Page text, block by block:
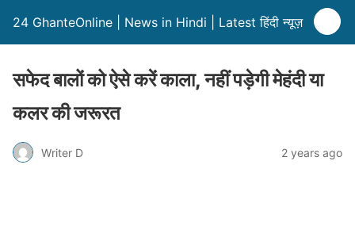
24 GhanteOnline | News in Hindi | Latest हिंदी न्यूज़
सफेद बालों को ऐसे करें काला, नहीं पड़ेगी मेहंदी या
कलर की जरूरत
Writer D 2 years ago